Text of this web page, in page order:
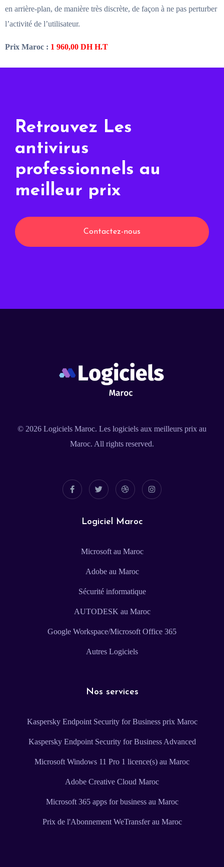
en arrière-plan, de manière très discrète, de façon à ne pas perturber
l’activité de l’utilisateur.
Prix Maroc : 1 960,00 DH H.T
Retrouvez Les
antivirus
professionnels au
meilleur prix
Contactez-nous
© 2026 Logiciels Maroc. Les logiciels aux meilleurs prix au
Maroc. All rights reserved.
Logiciel Maroc
Microsoft au Maroc
Adobe au Maroc
Sécurité informatique
AUTODESK au Maroc
Google Workspace/Microsoft Office 365
Autres Logiciels
Nos services
Kaspersky Endpoint Security for Business prix Maroc
Kaspersky Endpoint Security for Business Advanced
Microsoft Windows 11 Pro 1 licence(s) au Maroc
Adobe Creative Cloud Maroc
Microsoft 365 apps for business au Maroc
Prix de l'Abonnement WeTransfer au Maroc